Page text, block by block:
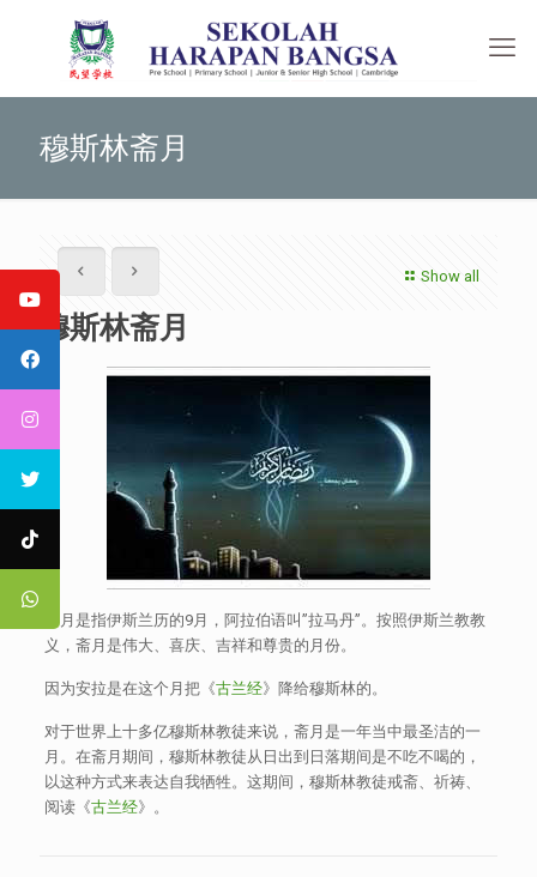
穆斯林斋月
Show all
穆斯林斋月
斋月是指伊斯兰历的9月，阿拉伯语叫”拉马丹”。按照伊斯兰教教
义，斋月是伟大、喜庆、吉祥和尊贵的月份。
因为安拉是在这个月把《古兰经》降给穆斯林的。
对于世界上十多亿穆斯林教徒来说，斋月是一年当中最圣洁的一
月。在斋月期间，穆斯林教徒从日出到日落期间是不吃不喝的，
以这种方式来表达自我牺牲。这期间，穆斯林教徒戒斋、祈祷、
阅读《古兰经》。